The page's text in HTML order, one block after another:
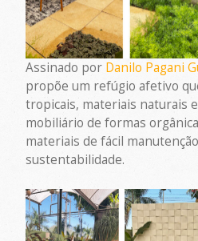
Assinado por Danilo Pagani
propõe um refúgio afetivo
tropicais, materiais naturais
mobiliário de formas
materiais de fácil
sustentabilidade.